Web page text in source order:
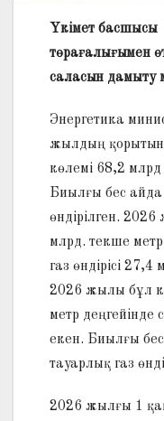
Үкімет басшысы
төрағалығымен
саласын дамыту
Энергетика
жылдың
көлемі 68,2 млрд
Биылғы бес
өндірілген.
млрд. текше
газ өндірісі
2026 жылы бұл
метр деңгейінде
екен. Биылғы
тауарлық газ
2026 жылғы 1